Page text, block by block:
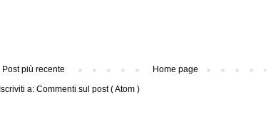
Post più recente
Home page
Iscriviti a: Commenti sul post ( Atom )